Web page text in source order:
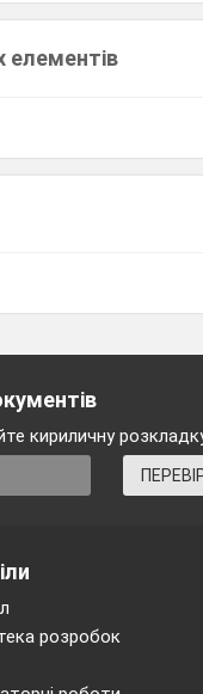
елементів
кириличну
розробок